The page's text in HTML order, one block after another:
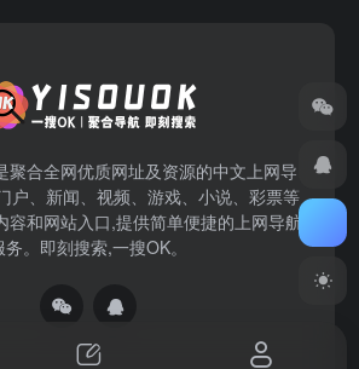
聚合全网优质网址及资源的中文上网导
户、新闻、视频、游戏、小说、彩票等
容和网站入口,提供简单便捷的上网导航
务。即刻搜索,一搜OK。